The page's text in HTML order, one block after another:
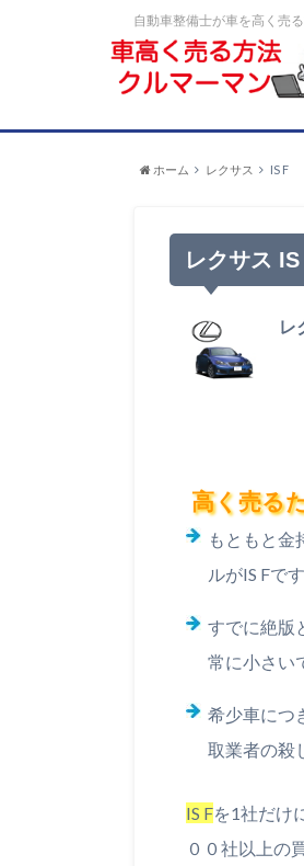
自動車整備士が車を高く売
ホーム レクサス IS F
レクサス
レ
高く売る
もともと金
ルがIS Fです
すでに絶版
常に小さい
希少車につ
取業者の殺
IS Fを1社だけ
００社以上の